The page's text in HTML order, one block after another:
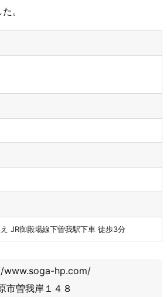
。
JR御殿場線下曽我駅下車 徒歩3分
www.soga-hp.com/
市曽我岸１４８